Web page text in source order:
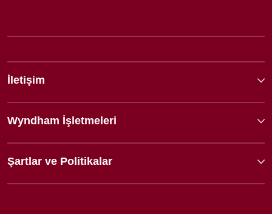
İletişim
Wyndham İşletmeleri
Şartlar ve Politikalar